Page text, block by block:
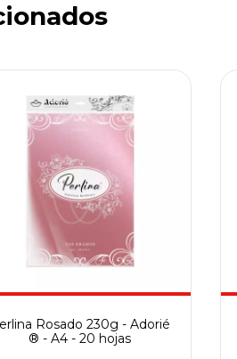
Rosado 230g - Adorié
® - A4 - 20 hojas